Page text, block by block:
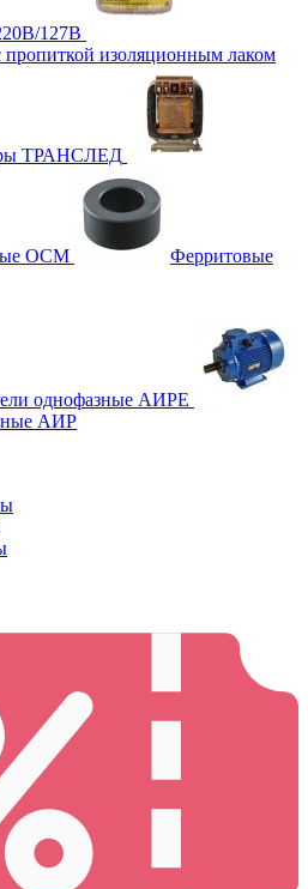
127В
изоляционным лаком
ТРАНСЛЕД
ОСМ
Ферритовые
однофазные АИРЕ
АИР